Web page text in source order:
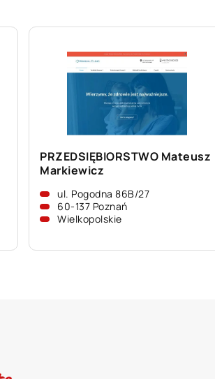
PRZEDSIĘBIORSTWO Mateusz
Markiewicz
ul. Pogodna 86B/27
60-137 Poznań
Wielkopolskie